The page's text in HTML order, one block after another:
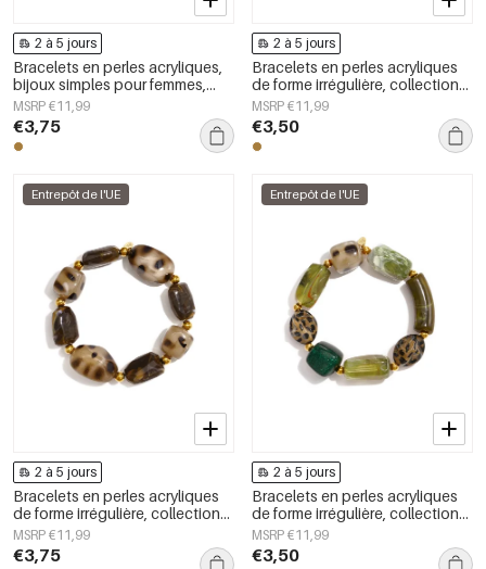
2 à 5 jours
Bracelets en perles acryliques,
bijoux simples pour femmes,
collection Daily Simple
MSRP €11,99
€3,75
2 à 5 jours
Bracelets en perles acryliques
de forme irrégulière, collection
Simple Daily Simple, bijoux pour
femmes
MSRP €11,99
€3,50
Entrepôt de l'UE
2 à 5 jours
Bracelets en perles acryliques
de forme irrégulière, collection
Simple Daily Simple, bijoux pour
femmes
MSRP €11,99
€3,75
Entrepôt de l'UE
2 à 5 jours
Bracelets en perles acryliques
de forme irrégulière, collection
Simple Daily Simple, bijoux pour
femmes
MSRP €11,99
€3,50